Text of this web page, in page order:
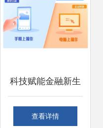
科技赋能金融新生
态 平安数字口袋如
查看详情